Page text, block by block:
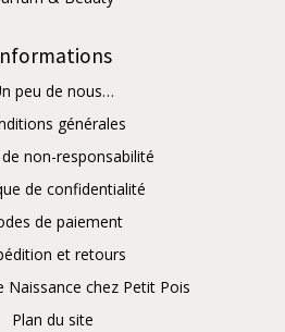
peu de nous…
générales
non-responsabilité
de confidentialité
de paiement
et retours
Naissance chez Petit Pois
Plan du site